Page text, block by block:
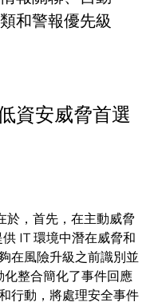
和警報優先級
資安威脅首選
，首先，在主動威脅
IT 環境中潛在威脅和
在風險升級之前識別並
整合簡化了事件回應
行動，將處理安全事件